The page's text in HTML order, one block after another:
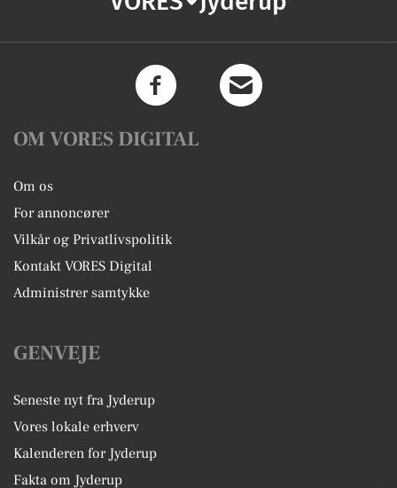
OM VORES DIGITAL
Om os
For annoncører
Vilkår og Privatlivspolitik
Kontakt VORES Digital
Administrer samtykke
GENVEJE
Seneste nyt fra Jyderup
Vores lokale erhverv
Kalenderen for Jyderup
Fakta om Jyderup